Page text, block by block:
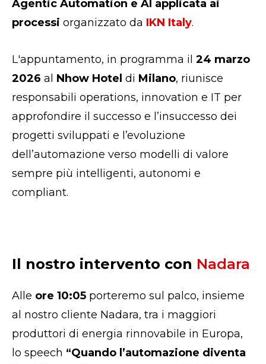
Agentic Automation e AI applicata ai
processi organizzato da IKN Italy.
L'appuntamento, in programma il 24 marzo
2026 al Nhow Hotel di Milano, riunisce
responsabili operations, innovation e IT per
approfondire il successo e l’insuccesso dei
progetti sviluppati e l’evoluzione
dell’automazione verso modelli di valore
sempre più intelligenti, autonomi e
compliant.
Il nostro intervento con Nadara
Alle ore 10:05 porteremo sul palco, insieme
al nostro cliente Nadara, tra i maggiori
produttori di energia rinnovabile in Europa,
lo speech “Quando l’automazione diventa